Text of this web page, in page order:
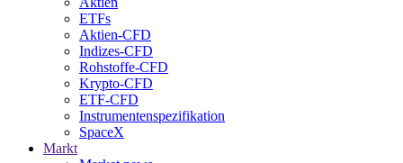
ETFs
Aktien-CFD
Indizes-CFD
Rohstoffe-CFD
Krypto-CFD
ETF-CFD
Instrumentenspezifikation
SpaceX
Markt